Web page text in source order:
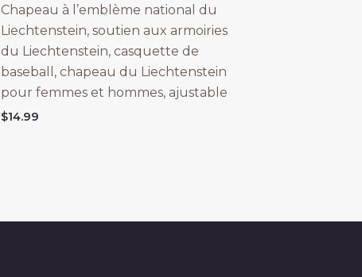
Chapeau à l’emblème national du
Liechtenstein, soutien aux armoiries
du Liechtenstein, casquette de
baseball, chapeau du Liechtenstein
pour femmes et hommes, ajustable
$14.99